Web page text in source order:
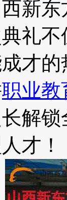
新
礼
才
职业教
解
才！